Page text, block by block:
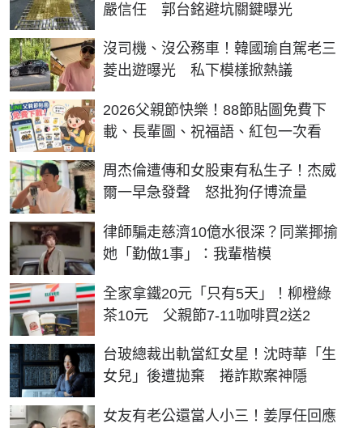
嚴信任 郭台銘避坑關鍵曝光
沒司機、沒公務車！韓國瑜自駕老三
菱出遊曝光 私下模樣掀熱議
2026父親節快樂！88節貼圖免費下
載、長輩圖、祝福語、紅包一次看
周杰倫遭傳和女股東有私生子！杰威
爾一早急發聲 怒批狗仔博流量
律師騙走慈濟10億水很深？同業揶揄
她「勤做1事」：我輩楷模
全家拿鐵20元「只有5天」！柳橙綠
茶10元 父親節7-11咖啡買2送2
台玻總裁出軌當紅女星！沈時華「生
女兒」後遭拋棄 捲詐欺案神隱
女友有老公還當人小三！姜厚任回應